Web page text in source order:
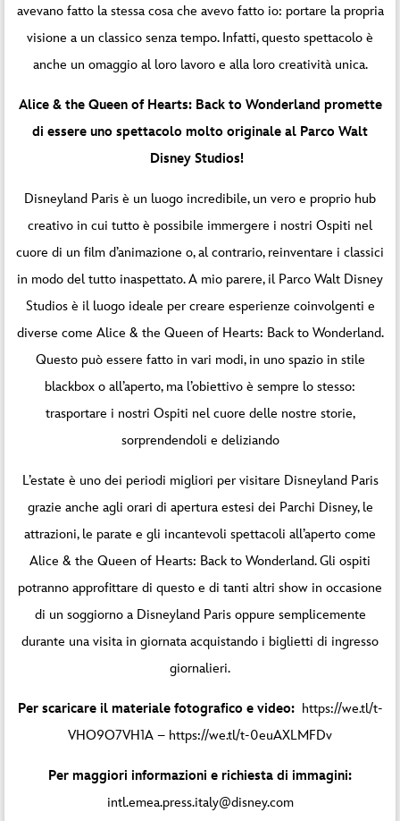
avevano fatto la stessa cosa che avevo fatto io: portare la propria
visione a un classico senza tempo. Infatti, questo spettacolo è
anche un omaggio al loro lavoro e alla loro creatività unica.
Alice & the Queen of Hearts: Back to Wonderland promette
di essere uno spettacolo molto originale al Parco Walt
Disney Studios!
Disneyland Paris è un luogo incredibile, un vero e proprio hub
creativo in cui tutto è possibile immergere i nostri Ospiti nel
cuore di un film d’animazione o, al contrario, reinventare i classici
in modo del tutto inaspettato. A mio parere, il Parco Walt Disney
Studios è il luogo ideale per creare esperienze coinvolgenti e
diverse come Alice & the Queen of Hearts: Back to Wonderland.
Questo può essere fatto in vari modi, in uno spazio in stile
blackbox o all’aperto, ma l’obiettivo è sempre lo stesso:
trasportare i nostri Ospiti nel cuore delle nostre storie,
sorprendendoli e deliziando
L’estate è uno dei periodi migliori per visitare Disneyland Paris
grazie anche agli orari di apertura estesi dei Parchi Disney, le
attrazioni, le parate e gli incantevoli spettacoli all’aperto come
Alice & the Queen of Hearts: Back to Wonderland. Gli ospiti
potranno approfittare di questo e di tanti altri show in occasione
di un soggiorno a Disneyland Paris oppure semplicemente
durante una visita in giornata acquistando i biglietti di ingresso
giornalieri.
Per scaricare il materiale fotografico e video: https://we.tl/t-
VHO9O7VH1A – https://we.tl/t-0euAXLMFDv
Per maggiori informazioni e richiesta di immagini:
intl.emea.press.italy@disney.com